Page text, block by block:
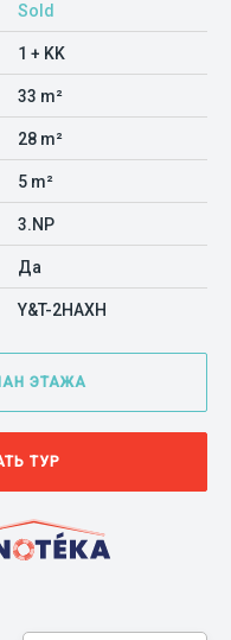
Sold
1 + KK
33 m²
28 m²
5 m²
3.NP
Да
Y&T-2HAXH
ЭТАЖА
ТУР